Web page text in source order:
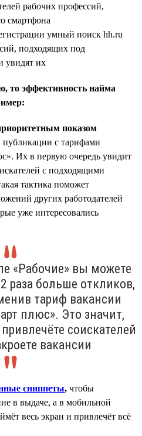
рабочих профессий,
смартфона
умный поиск hh.ru
подходящих под
увидят их
то эффективность найма
показом
публикации с тарифами
Их в первую очередь увидит
с подходящими
тактика поможет
других работодателей
уже интересовались
«Рабочие» вы можете
раза больше откликов,
тариф вакансии
плюс». Это значит,
соискателей
вакансии
сниппеты, чтобы
в выдаче, а в мобильной
весь экран и привлечёт всё